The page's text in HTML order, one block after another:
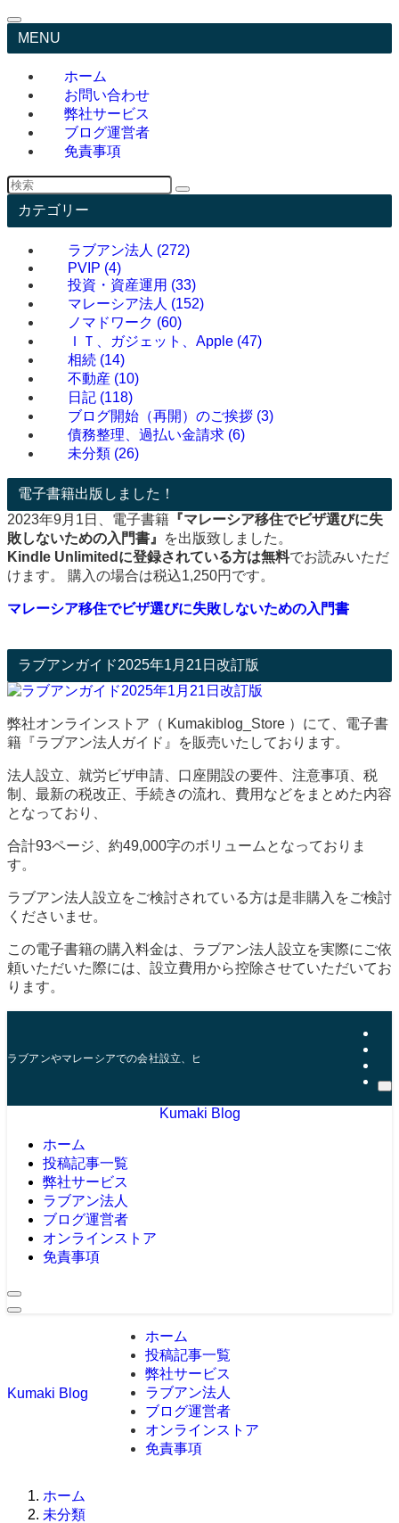
MENU
ホーム
お問い合わせ
弊社サービス
ブログ運営者
免責事項
カテゴリー
ラブアン法人 (272)
PVIP (4)
投資・資産運用 (33)
マレーシア法人 (152)
ノマドワーク (60)
ＩＴ、ガジェット、Apple (47)
相続 (14)
不動産 (10)
日記 (118)
ブログ開始（再開）のご挨拶 (3)
債務整理、過払い金請求 (6)
未分類 (26)
電子書籍出版しました！
2023年9月1日、電子書籍 『マレーシア移住でビザ選びに失
敗しないための入門書』
を出版致しました。
Kindle Unlimitedに登録されている方は無料でお読みいただ
けます。 購入の場合は税込1,250円です。
マレーシア移住でビザ選びに失敗しないための入門書
ラブアンガイド2025年1月21日改訂版
弊社オンラインストア（ Kumakiblog_Store ）にて、電子書
籍『ラブアン法人ガイド』を販売いたしております。
法人設立、就労ビザ申請、口座開設の要件、注意事項、税
制、最新の税改正、手続きの流れ、費用などをまとめた内容
となっており、
合計93ページ、約49,000字のボリュームとなっておりま
す。
ラブアン法人設立をご検討されている方は是非購入をご検討
くださいませ。
この電子書籍の購入料金は、ラブアン法人設立を実際にご依
頼いただいた際には、設立費用から控除させていただいてお
ります。
ラブアンやマレーシアでの会社設立、ビザ、口座開設などを10年以上の実績を
Kumaki Blog
ホーム
投稿記事一覧
弊社サービス
ラブアン法人
ブログ運営者
オンラインストア
免責事項
Kumaki Blog
ホーム
投稿記事一覧
弊社サービス
ラブアン法人
ブログ運営者
オンラインストア
免責事項
ホーム
未分類